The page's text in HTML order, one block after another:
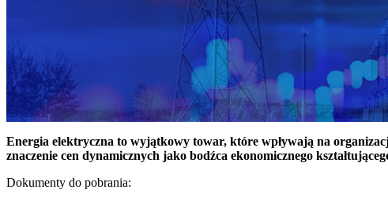
Energia elektryczna to wyjątkowy towar, które wpływają na
znaczenie cen dynamicznych jako bodźca ekonomicznego
Dokumenty do pobrania: